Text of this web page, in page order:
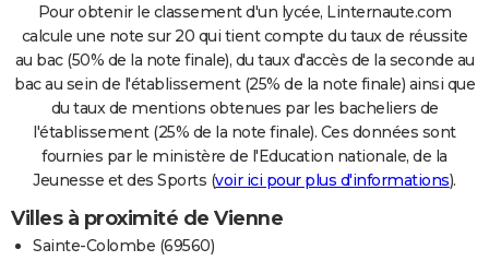
Pour obtenir le classement d'un lycée, Linternaute.com
calcule une note sur 20 qui tient compte du taux de réussite
au bac (50% de la note finale), du taux d'accès de la seconde au
bac au sein de l'établissement (25% de la note finale) ainsi que
du taux de mentions obtenues par les bacheliers de
l'établissement (25% de la note finale). Ces données sont
fournies par le ministère de l'Education nationale, de la
Jeunesse et des Sports (voir ici pour plus d'informations).
Villes à proximité de Vienne
Sainte-Colombe (69560)